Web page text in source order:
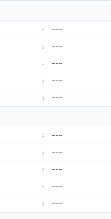
: ---
: ---
: ---
: ---
: ---
: ---
: ---
: ---
: ---
: ---